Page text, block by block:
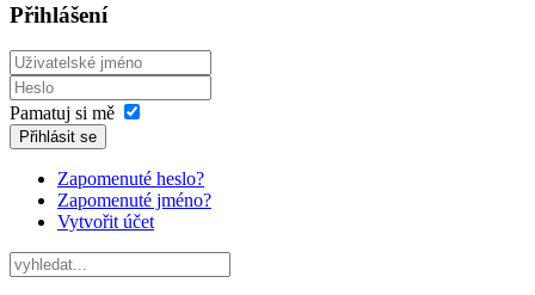
Přihlášení
Pamatuj si mě
Přihlásit se
Zapomenuté heslo?
Zapomenuté jméno?
Vytvořit účet